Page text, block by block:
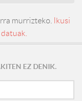
murrizteko.
Ikusi
EZ DENIK.